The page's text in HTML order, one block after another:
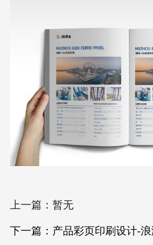
上一篇：暂无
下一篇：产品彩页印刷设计-